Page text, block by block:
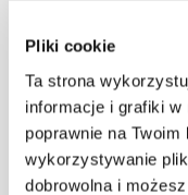
Pliki cookie
Ta strona
informacje i grafiki
poprawnie na
wykorzystywanie
dobrowolna i